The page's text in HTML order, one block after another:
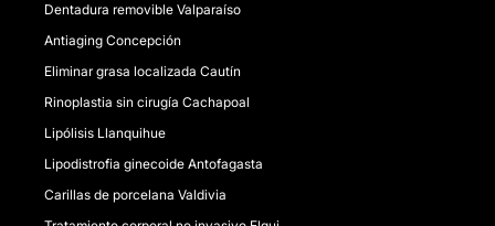
Dentadura removible Valparaíso
Antiaging Concepción
Eliminar grasa localizada Cautín
Rinoplastia sin cirugía Cachapoal
Lipólisis Llanquihue
Lipodistrofia ginecoide Antofagasta
Carillas de porcelana Valdivia